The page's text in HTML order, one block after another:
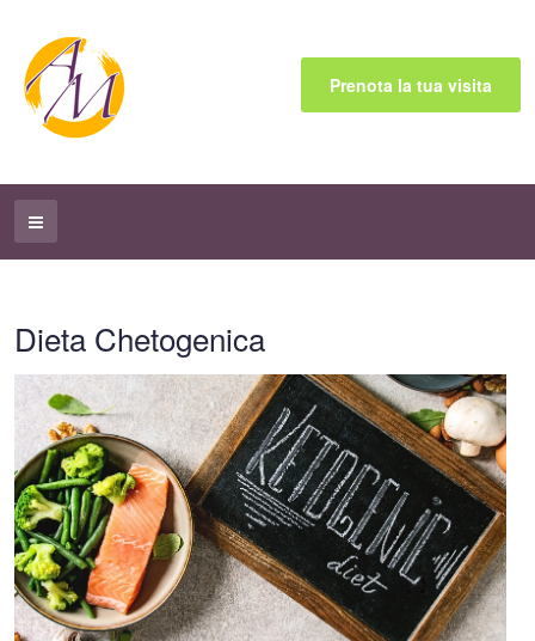
Prenota la tua visita
Dieta Chetogenica